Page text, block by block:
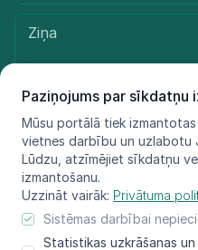
Paziņojums par sīkdatņu
Mūsu portālā tiek
vietnes darbību un uzlabotu
Lūdzu, atzīmējiet sīkdatņu
izmantošanu.
Uzzināt vairāk: Privātuma
Sistēmas darbībai
Statistikas uzkrāšanas
© LIFE FOR SPECIES, 2021 - 2025
Informācija atspoguļo tikai